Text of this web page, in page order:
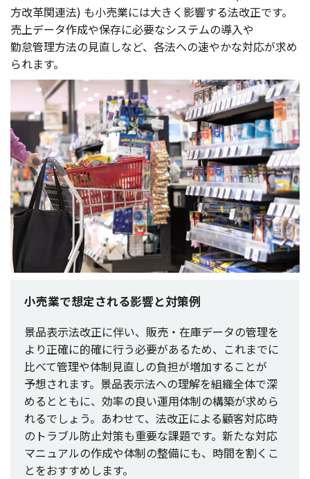
方改革関連法) も小売業には大きく 影響する法改正です。
売上データ作成や保存に必要なシステムの導入や
勤怠管理方法の見直しなど、 各法への速やかな対応が求め
られます。
小売業で想定される影響と対策例
景品表示法改正に伴い、 販売 ・ 在庫データの管理を
より正確に的確に行う必要があるため、これまでに
比べて管理や体制見直しの負担が増加することが
予想されます。 景品表示法への理解を組織全体で深
めるとともに、 効率の良い運用体制の構築が求めら
れるでしょう。あわせて、 法改正による顧客対応時
の トラブル防止対策も重要な課題です。新たな対応
マニュアルの作成や体制の整備にも、 時間を割くこ
とをおすすめします。